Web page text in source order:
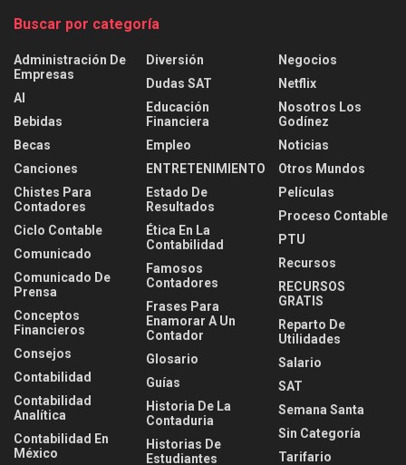
Buscar por categoría
Administración De
Empresas
AI
Bebidas
Becas
Canciones
Chistes Para
Contadores
Ciclo Contable
Comunicado
Comunicado De
Prensa
Conceptos
Financieros
Consejos
Contabilidad
Contabilidad
Analítica
Contabilidad En
México
Diversión
Dudas SAT
Educación
Financiera
Empleo
ENTRETENIMIENTO
Estado De
Resultados
Ética En La
Contabilidad
Famosos
Contadores
Frases Para
Enamorar A Un
Contador
Glosario
Guías
Historia De La
Contaduria
Historias De
Estudiantes
Negocios
Netflix
Nosotros Los
Godínez
Noticias
Otros Mundos
Películas
Proceso Contable
PTU
Recursos
RECURSOS
GRATIS
Reparto De
Utilidades
Salario
SAT
Semana Santa
Sin Categoría
Tarifario